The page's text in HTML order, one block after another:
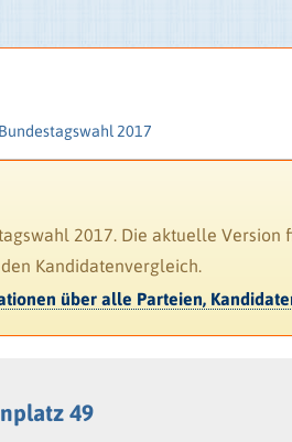
2017
2017. Die aktuelle Version
Kandidatenvergleich.
über alle Parteien,
49